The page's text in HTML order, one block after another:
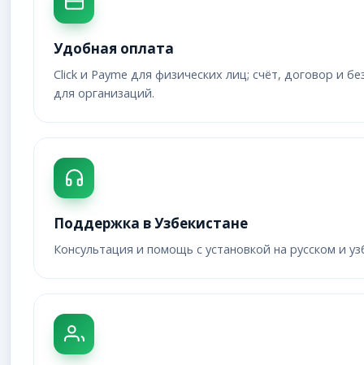
Удобная оплата
Click и Payme для физических лиц; счёт, договор и
для организаций.
Поддержка в Узбекистане
Консультация и помощь с установкой на русском и